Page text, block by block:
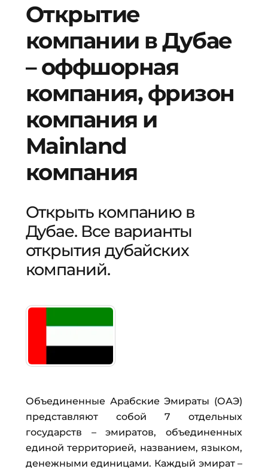
Открытие
компании в Дубае
– оффшорная
компания, фризон
компания и
Mainland
компания
Открыть компанию в
Дубае. Все варианты
открытия дубайских
компаний.
Объединенные Арабские Эмираты (ОАЭ)
представляют собой 7 отдельных
государств – эмиратов, объединенных
единой территорией, названием, языком,
денежными единицами. Каждый эмират –